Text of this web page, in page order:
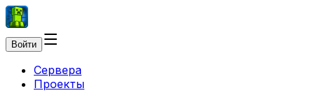
Войти
Сервера
Проекты